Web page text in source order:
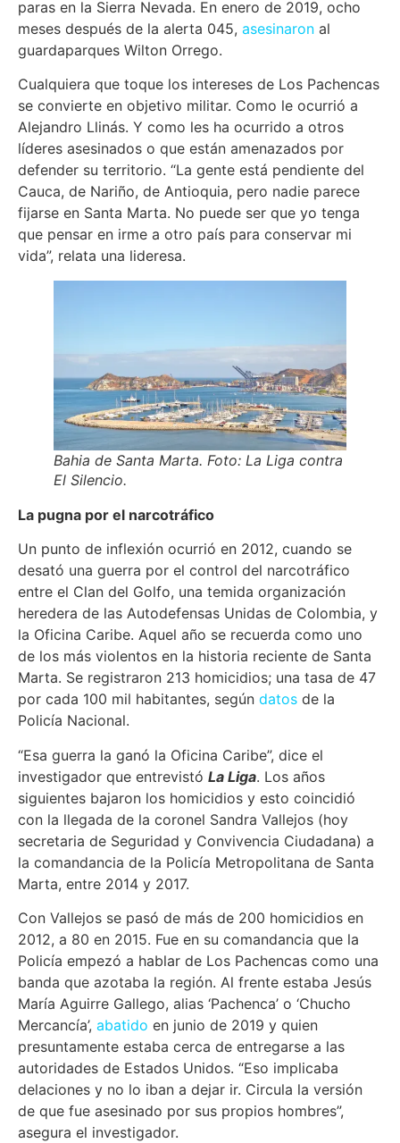
paras en la Sierra Nevada. En enero de 2019, ocho
meses después de la alerta 045, asesinaron al
guardaparques Wilton Orrego.
Cualquiera que toque los intereses de Los Pachencas
se convierte en objetivo militar. Como le ocurrió a
Alejandro Llinás. Y como les ha ocurrido a otros
líderes asesinados o que están amenazados por
defender su territorio. “La gente está pendiente del
Cauca, de Nariño, de Antioquia, pero nadie parece
fijarse en Santa Marta. No puede ser que yo tenga
que pensar en irme a otro país para conservar mi
vida”, relata una lideresa.
Bahia de Santa Marta. Foto: La Liga contra
El Silencio.
La pugna por el narcotráfico
Un punto de inflexión ocurrió en 2012, cuando se
desató una guerra por el control del narcotráfico
entre el Clan del Golfo, una temida organización
heredera de las Autodefensas Unidas de Colombia, y
la Oficina Caribe. Aquel año se recuerda como uno
de los más violentos en la historia reciente de Santa
Marta. Se registraron 213 homicidios; una tasa de 47
por cada 100 mil habitantes, según datos de la
Policía Nacional.
“Esa guerra la ganó la Oficina Caribe”, dice el
investigador que entrevistó La Liga. Los años
siguientes bajaron los homicidios y esto coincidió
con la llegada de la coronel Sandra Vallejos (hoy
secretaria de Seguridad y Convivencia Ciudadana) a
la comandancia de la Policía Metropolitana de Santa
Marta, entre 2014 y 2017.
Con Vallejos se pasó de más de 200 homicidios en
2012, a 80 en 2015. Fue en su comandancia que la
Policía empezó a hablar de Los Pachencas como una
banda que azotaba la región. Al frente estaba Jesús
María Aguirre Gallego, alias ‘Pachenca’ o ‘Chucho
Mercancía’, abatido en junio de 2019 y quien
presuntamente estaba cerca de entregarse a las
autoridades de Estados Unidos. “Eso implicaba
delaciones y no lo iban a dejar ir. Circula la versión
de que fue asesinado por sus propios hombres”,
asegura el investigador.